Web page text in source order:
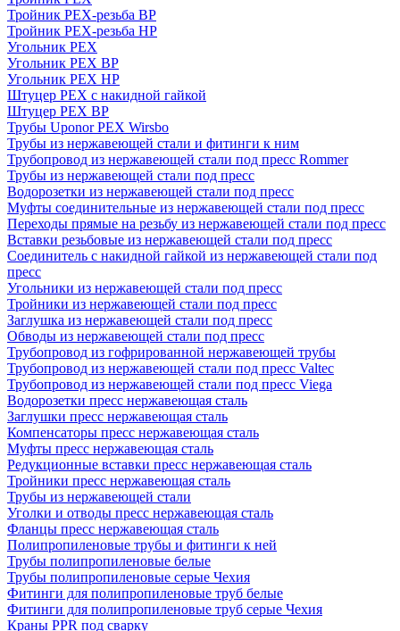
Тройник PEX-резьба ВР
Тройник PEX-резьба НР
Угольник PEX
Угольник PEX ВР
Угольник PEX НР
Штуцер PEX c накидной гайкой
Штуцер PEX ВР
Трубы Uponor PEX Wirsbo
Трубы из нержавеющей стали и фитинги к ним
Трубопровод из нержавеющей стали под пресс Rommer
Трубы из нержавеющей стали под пресс
Водорозетки из нержавеющей стали под пресс
Муфты соединительные из нержавеющей стали под пресс
Переходы прямые на резьбу из нержавеющей стали под пресс
Вставки резьбовые из нержавеющей стали под пресс
Соединитель с накидной гайкой из нержавеющей стали под
пресс
Угольники из нержавеющей стали под пресс
Тройники из нержавеющей стали под пресс
Заглушка из нержавеющей стали под пресс
Обводы из нержавеющей стали под пресс
Трубопровод из гофрированной нержавеющей трубы
Трубопровод из нержавеющей стали под пресс Valtec
Трубопровод из нержавеющей стали под пресс Viega
Водорозетки пресс нержавеющая сталь
Заглушки пресс нержавеющая сталь
Компенсаторы пресс нержавеющая сталь
Муфты пресс нержавеющая сталь
Редукционные вставки пресс нержавеющая сталь
Тройники пресс нержавеющая сталь
Трубы из нержавеющей стали
Уголки и отводы пресс нержавеющая сталь
Фланцы пресс нержавеющая сталь
Полипропиленовые трубы и фитинги к ней
Трубы полипропиленовые белые
Трубы полипропиленовые серые Чехия
Фитинги для полипропиленовые труб белые
Фитинги для полипропиленовые труб серые Чехия
Краны PPR под сварку